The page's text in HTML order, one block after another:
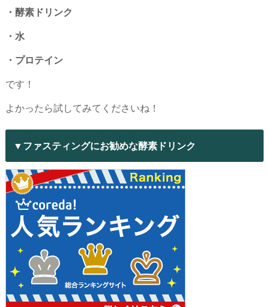
・酵素ドリンク
・水
・プロテイン
です！
よかったら試してみてくださいね！
▼ファスティングにお勧めな酵素ドリンク